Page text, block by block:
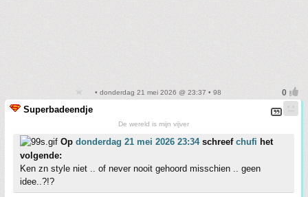
• donderdag 21 mei 2026 @ 23:37 • 98
Superbadeendje
De wereld is mijn vijver
Op donderdag 21 mei 2026 23:34schreef chufi het
volgende:
Ken zn style niet .. of never nooit gehoord misschien .. geen
idee..?!?